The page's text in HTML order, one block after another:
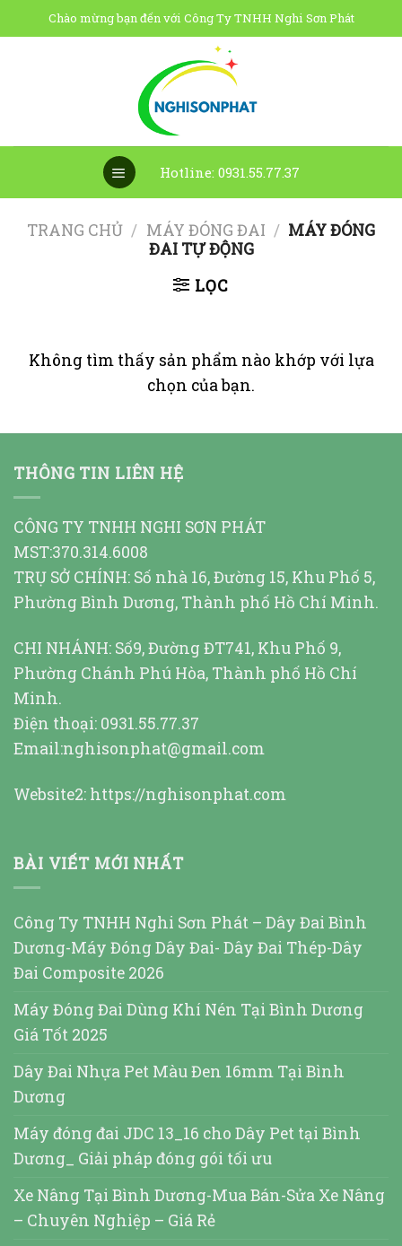
to
Chào mừng bạn đến với Công Ty TNHH Nghi Sơn Phát
Hotline: 0931.55.77.37
TRANG CHỦ / MÁY ĐÓNG ĐAI / MÁY ĐÓNG
ĐAI TỰ ĐỘNG
LỌC
Không tìm thấy sản phẩm nào khớp với lựa
chọn của bạn.
THÔNG TIN LIÊN HỆ
CÔNG TY TNHH NGHI SƠN PHÁT
MST:370.314.6008
TRỤ SỞ CHÍNH: Số nhà 16, Đường 15, Khu Phố 5,
Phường Bình Dương, Thành phố Hồ Chí Minh.
CHI NHÁNH: Số9, Đường ĐT741, Khu Phố 9,
Phường Chánh Phú Hòa, Thành phố Hồ Chí
Minh.
Điện thoại: 0931.55.77.37
Email:nghisonphat@gmail.com
Website2: https://nghisonphat.com
BÀI VIẾT MỚI NHẤT
Công Ty TNHH Nghi Sơn Phát – Dây Đai Bình
Dương-Máy Đóng Dây Đai- Dây Đai Thép-Dây
Đai Composite 2026
Máy Đóng Đai Dùng Khí Nén Tại Bình Dương
Giá Tốt 2025
Dây Đai Nhựa Pet Màu Đen 16mm Tại Bình
Dương
Máy đóng đai JDC 13_16 cho Dây Pet tại Bình
Dương_ Giải pháp đóng gói tối ưu
Xe Nâng Tại Bình Dương-Mua Bán-Sửa Xe Nâng
– Chuyên Nghiệp – Giá Rẻ